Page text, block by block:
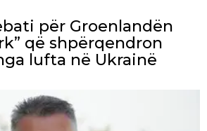
për Groenlandën
që shpërqendron
lufta në Ukrainë